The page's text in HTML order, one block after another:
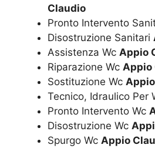
Claudio
Pronto Intervento
Disostruzione Sanitari
Assistenza Wc Appio
Riparazione Wc Appio
Sostituzione Wc
Tecnico, Idraulico Per
Pronto Intervento Wc
Disostruzione Wc
Spurgo Wc Appio